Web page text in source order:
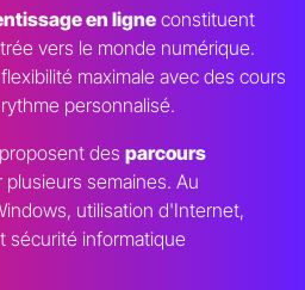
en ligneconstituent
vers le monde numérique.
maximale avec des cours
personnalisé.
des parcours
semaines. Au
utilisation d'Internet,
sécurité informatique